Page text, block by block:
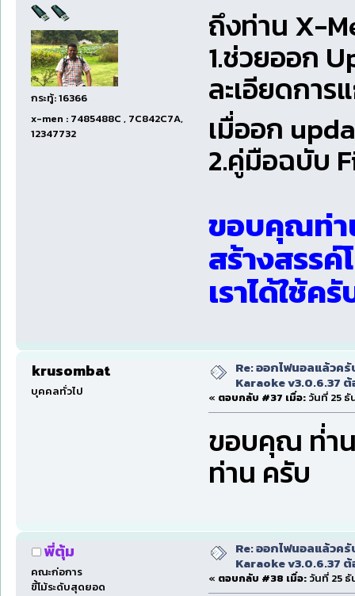
กระทู้: 16366
x-men : 7485488C , 7C842C7A,
12347732
ถึงท่าน X-
1.ช่วยออก
ละเอียดการ
เมื่ออก
2.คู่มือฉบับ
ขอบคุณท่า
สร้างสรร
เราได้ใช้ครั
krusombat
บุคคลทั่วไป
Re: ออกไฟนอลแล้วค
Karaoke v3.0.6.37
« ตอบกลับ #37 เมื่อ: วันที่ 25 ธั
ขอบคุณ ท่่า
ท่าน ครับ
พี่ตุ้ม
คณะก่อการ
ขี้โม้ระดับสุดยอด
Re: ออกไฟนอลแล้วค
Karaoke v3.0.6.37
« ตอบกลับ #38 เมื่อ: วันที่ 25 ธั